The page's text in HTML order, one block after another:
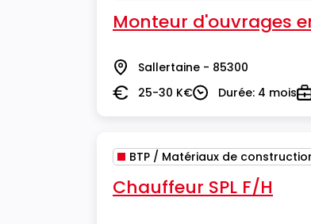
Monteur d'ouvrages
Lieu Sallertaine - 85300
Salaire25-30 K€DuréeDurée: 4 mois
BTP / Matériaux de
Chauffeur SPL F/H